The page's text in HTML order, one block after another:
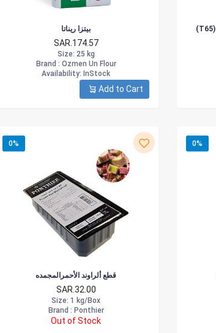
بيتزا ريناتا
SAR.174.57
Size: 25 kg
Brand : Ozmen Un Flour
Availability: InStock
Add to Cart
0%
قطع ألراوند الأحمرالمجمده
SAR.32.00
Size: 1 kg/Box
Brand : Ponthier
Out of Stock
0%